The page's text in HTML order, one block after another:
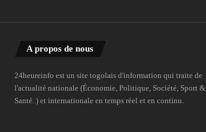
A propos de nous
24heureinfo est un site togolais d'information qui traite de
l'actualité nationale (Économie, Politique, Société, Sport &
Santé..) et internationale en temps réel et en continu.